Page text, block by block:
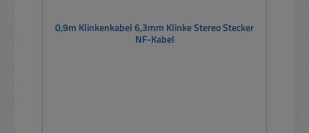
0,9m Klinkenkabel 6,3mm Klinke Stereo Stecker
NF-Kabel